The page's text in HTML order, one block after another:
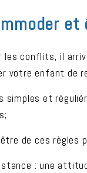
les conflits, il
votre enfant de
simples et
de ces
: une